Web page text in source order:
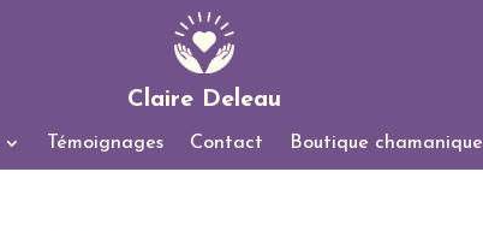
Claire Deleau
Témoignages Contact Boutique chamanique